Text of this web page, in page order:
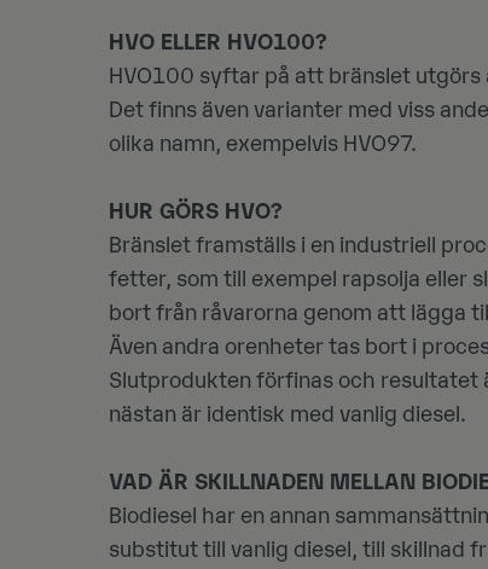
HVO ELLER HVO100?
HVO100 syftar på att bränslet
Det finns även varianter med viss
olika namn, exempelvis HVO97.
HUR GÖRS HVO?
Bränslet framställs i en industriell
fetter, som till exempel rapsolja eller
bort från råvarorna genom att lägga
Även andra orenheter tas bort i
Slutprodukten förfinas och resultatet
nästan är identisk med vanlig diesel.
VAD ÄR SKILLNADEN MELLAN
Biodiesel har en annan
substitut till vanlig diesel, till skillnad